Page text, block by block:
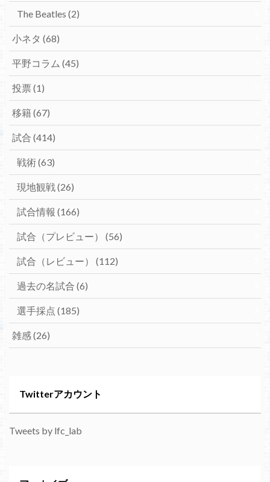
The Beatles (2)
小ネタ (68)
平野コラム (45)
投票 (1)
移籍(67)
試合 (414)
戦術(63)
現地観戦(26)
試合情報 (166)
試合（プレビュー） (56)
試合（レビュー） (112)
過去の名試合 (6)
選手採点 (185)
雑感(26)
Twitterアカウント
Tweets by lfc_lab